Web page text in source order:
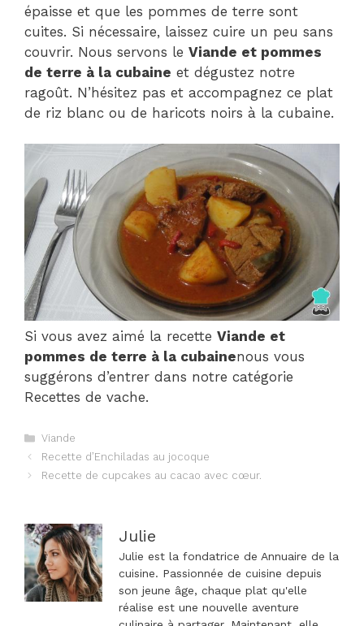
épaisse et que les pommes de terre sont
cuites. Si nécessaire, laissez cuire un peu sans
couvrir. Nous servons le Viande et pommes
de terre à la cubaine et dégustez notre
ragoût. N’hésitez pas et accompagnez ce plat
de riz blanc ou de haricots noirs à la cubaine.
Si vous avez aimé la recette Viande et
pommes de terre à la cubainenous vous
suggérons d’entrer dans notre catégorie
Recettes de vache.
Catégories
Viande
Navigation
des
Recette d’Enchiladas au jocoque
Recette de cupcakes au cacao avec cœur.
Julie
Julie est la fondatrice de Annuaire de la
cuisine. Passionnée de cuisine depuis
son jeune âge, chaque plat qu'elle
réalise est une nouvelle aventure